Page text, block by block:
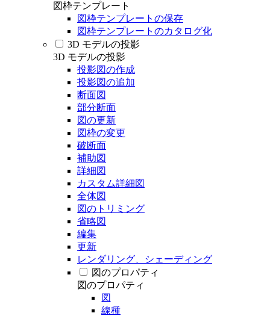
図枠テンプレート
図枠テンプレートの保存
図枠テンプレートのカタログ化
3D モデルの投影
3D モデルの投影
投影図の作成
投影図の追加
断面図
部分断面
図の更新
図枠の変更
破断面
補助図
詳細図
カスタム詳細図
全体図
図のトリミング
省略図
編集
更新
レンダリング、シェーディング
図のプロパティ
図のプロパティ
図
線種